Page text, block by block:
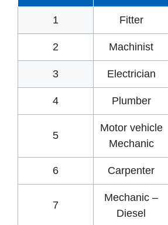
1 Fitter
2 Machinist
3 Electrician
4 Plumber
5
Motor vehicle
Mechanic
6 Carpenter
7
Mechanic –
Diesel